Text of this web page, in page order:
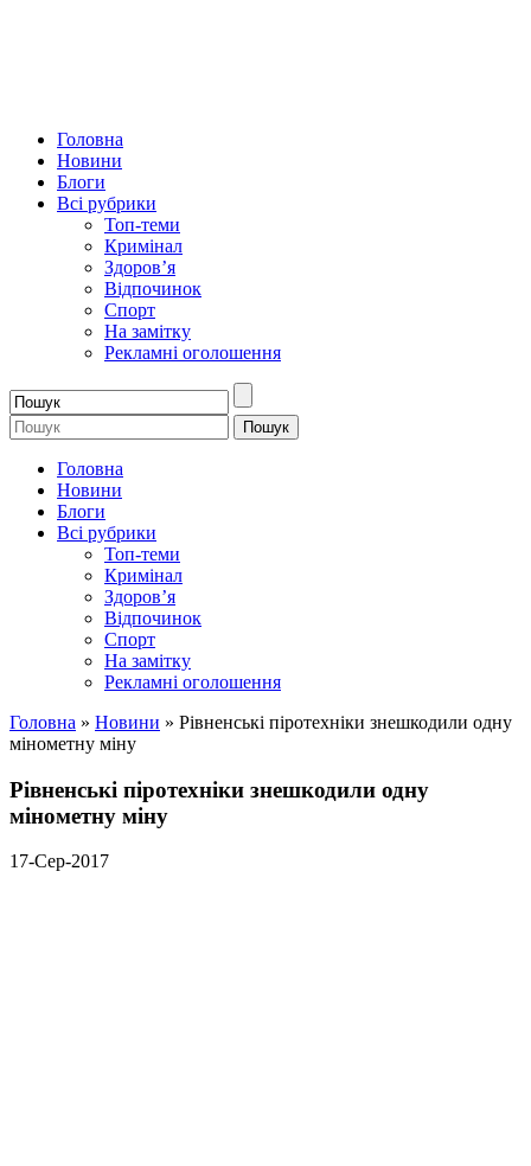
Головна
Новини
Блоги
Всі рубрики
Топ-теми
Кримінал
Здоров’я
Відпочинок
Спорт
На замітку
Рекламні оголошення
Головна
Новини
Блоги
Всі рубрики
Топ-теми
Кримінал
Здоров’я
Відпочинок
Спорт
На замітку
Рекламні оголошення
Головна » Новини » Рівненські піротехніки знешкодили одну
мінометну міну
Рівненські піротехніки знешкодили одну
мінометну міну
17-Сер-2017